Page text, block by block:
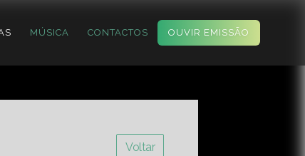
MÚSICA CONTACTOS OUVIR EMISSÃO
Voltar